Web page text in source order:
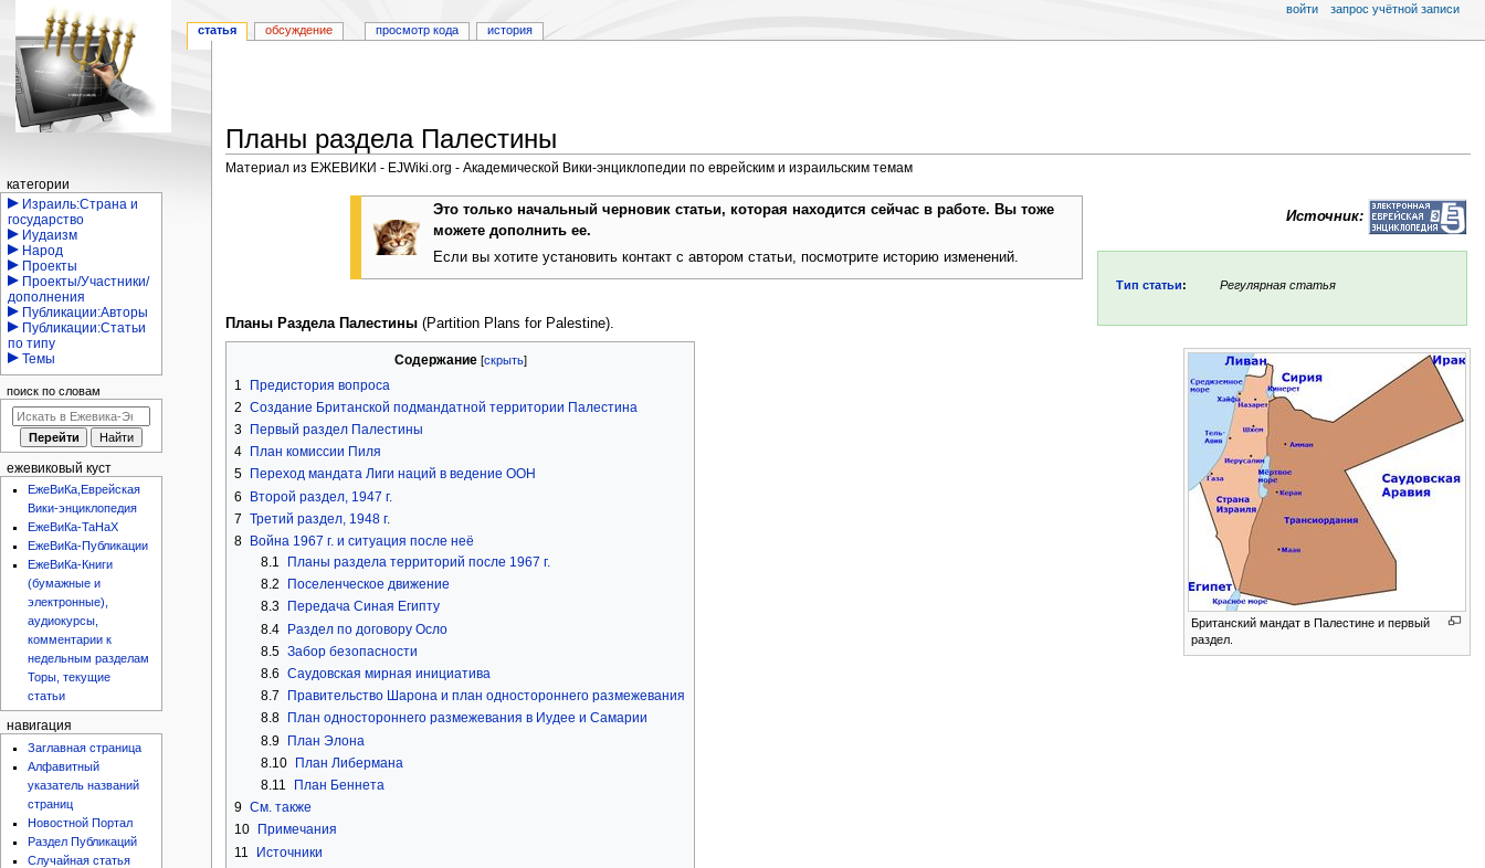
Планы раздела Палестины
Материал из ЕЖЕВИКИ - EJWiki.org - Академической Вики-энциклопедии по еврейским и израильским темам
Источник:
Тип статьи: Регулярная статья
Это только начальный черновик статьи, которая находится сейчас в работе. Вы тоже
можете дополнить ее.
Если вы хотите установить контакт с автором статьи, посмотрите историю изменений.
Планы Раздела Палестины (Partition Plans for Palestine).
Британский мандат в Палестине и первый
раздел.
Содержание
1
Предистория вопроса
2 Создание Британской подмандатной территории Палестина
3
Первый раздел Палестины
4
План комиссии Пиля
5
Переход мандата Лиги наций в ведение ООН
6
Второй раздел, 1947 г.
7 Третий раздел, 1948 г.
8
Война 1967 г. и ситуация после неё
8.1
Планы раздела территорий после 1967 г.
8.2
Поселенческое движение
8.3
Передача Синая Египту
8.4 Раздел по договору Осло
8.5 Забор безопасности
8.6 Саудовская мирная инициатива
8.7
Правительство Шарона и план одностороннего размежевания
8.8
План одностороннего размежевания в Иудее и Самарии
8.9 План Элона
8.10 План Либермана
8.11
План Беннета
9 См. также
10
Примечания
11
Источники
Навигация
статья обсуждение просмотр кода история
войти запрос учётной записи
категории
Израиль:Страна и
государство
Иудаизм
Народ
Проекты
Проекты/Участники/
дополнения
Публикации:Авторы
Публикации:Статьи
по типу
Темы
поиск по словам
ежевиковый куст
ЕжеВиКа,Еврейская
Вики-энциклопедия
ЕжеВиКа-ТаНаХ
ЕжеВиКа-Публикации
ЕжеВиКа-Книги
(бумажные и
электронные),
аудиокурсы,
комментарии к
недельным разделам
Торы, текущие
статьи
навигация
Заглавная страница
Алфавитный
указатель названий
страниц
Новостной Портал
Раздел Публикаций
Случайная статья